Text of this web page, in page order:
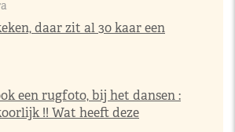
daar zit al 30 kaar een
een rugfoto, bij het dansen :
!! Wat heeft deze